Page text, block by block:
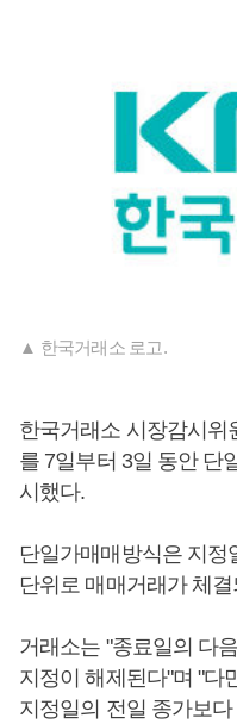
▲ 한국거래소 로고.
한국거래소 시장감시위
를 7일부터 3일 동안 단
시했다.
단일가매매방식은 지정
단위로 매매거래가 체
거래소는 "종료일의 다
지정이 해제된다"며 "다
지정일의 전일 종가보